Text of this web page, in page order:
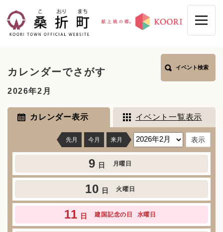
文
カレンダーでさがす イベント検索
2026年2月
カレンダー表示 イベント一覧表示
先月 今月 来月
9 日 月曜日
10 日 火曜日
11 日 建国記念の日 水曜日